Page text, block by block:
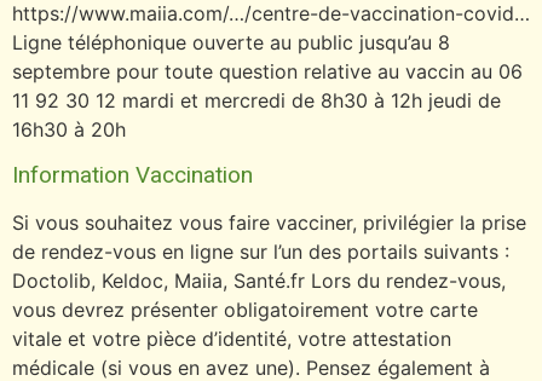
https://www.maiia.com/…/centre-de-vaccination-covid…
Ligne téléphonique ouverte au public jusqu’au 8
septembre pour toute question relative au vaccin au 06
11 92 30 12 mardi et mercredi de 8h30 à 12h jeudi de
16h30 à 20h
Information Vaccination
Si vous souhaitez vous faire vacciner, privilégier la prise
de rendez-vous en ligne sur l’un des portails suivants :
Doctolib, Keldoc, Maiia, Santé.fr Lors du rendez-vous,
vous devrez présenter obligatoirement votre carte
vitale et votre pièce d’identité, votre attestation
médicale (si vous en avez une). Pensez également à